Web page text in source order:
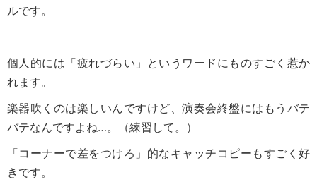
ルです。
個人的には「疲れづらい」というワードにものすごく惹か
れます。
楽器吹くのは楽しいんですけど、演奏会終盤にはもうバテ
バテなんですよね…。（練習して。）
「コーナーで差をつけろ」的なキャッチコピーもすごく好
きです。